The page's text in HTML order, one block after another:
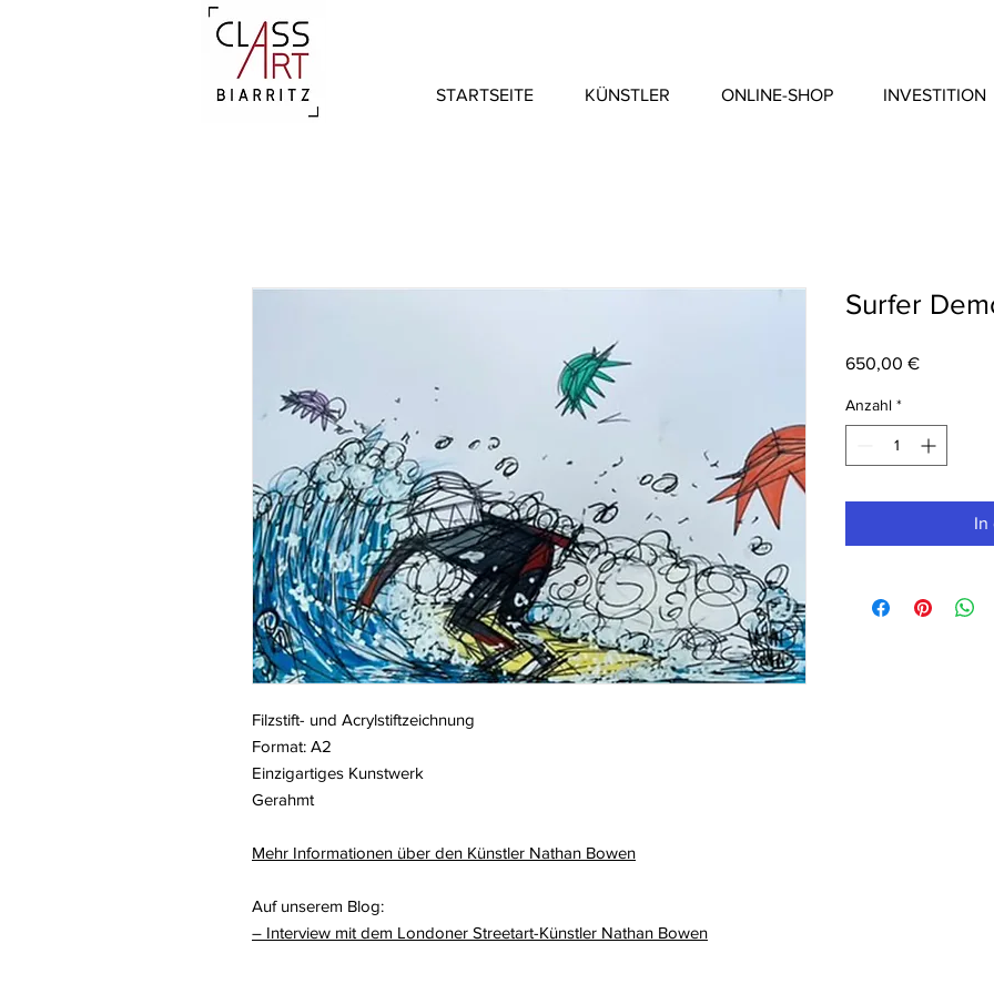
STARTSEITE KÜNSTLER ONLINE-SHOP INVESTITION
Filzstift- und Acrylstiftzeichnung
Format: A2
Einzigartiges Kunstwerk
Gerahmt
Mehr Informationen über den Künstler Nathan Bowen
Auf unserem Blog:
– Interview mit dem Londoner Streetart-Künstler Nathan Bowen
Surfer
650,00 €Preis
Anzahl *
In